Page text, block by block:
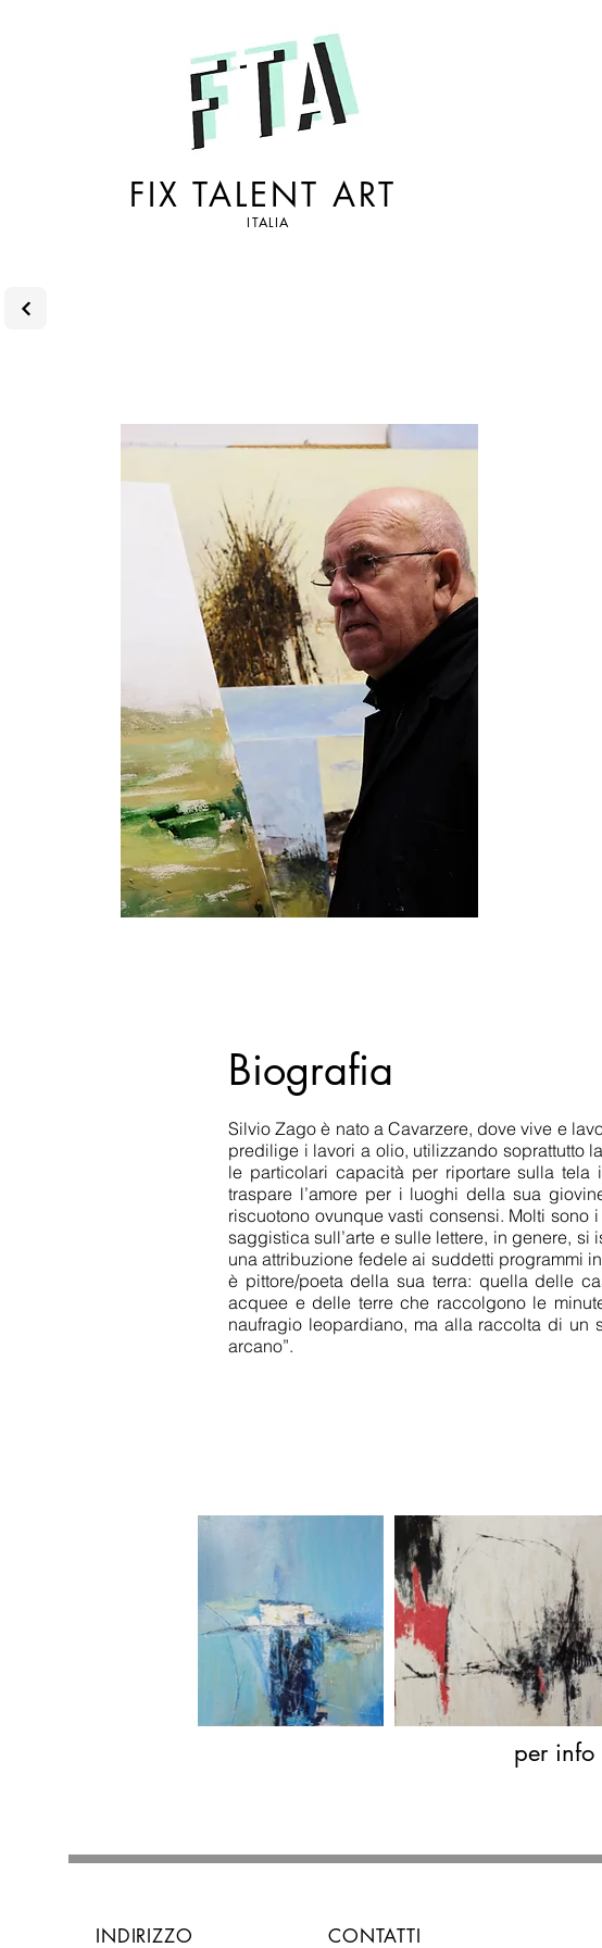
FIX TALENT ART
ITALIA
Biografia
Silvio Zago è nato a Cavarzere, dove vive e
predilige i lavori a olio, utilizzando soprattutto
le particolari capacità per riportare sulla tela
traspare l’amore per i luoghi della sua
riscuotono ovunque vasti consensi. Molti
saggistica sull’arte e sulle lettere, in genere,
una attribuzione fedele ai suddetti programmi
è pittore/poeta della sua terra: quella delle
acquee e delle terre che raccolgono le
naufragio leopardiano, ma alla raccolta di un
arcano”.
per info
INDIRIZZO CONTATTI